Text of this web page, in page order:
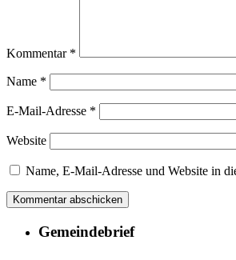
Kommentar *
Name *
E-Mail-Adresse *
Website
Name, E-Mail-Adresse und Website in
Gemeindebrief